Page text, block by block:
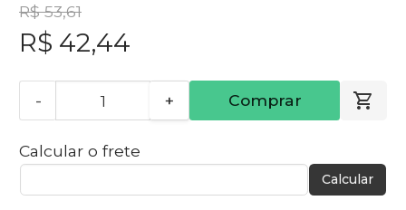
R$ 53,61
R$ 42,44
- + Comprar
Calcular o frete
Calcular